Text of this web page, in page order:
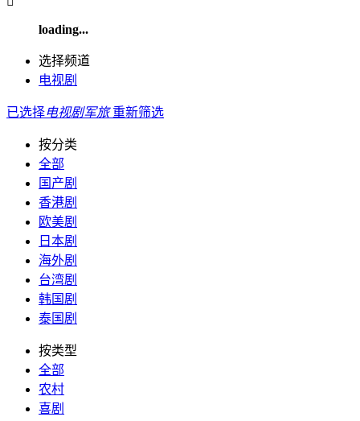
loading...
选择频道
电视剧
已选择电视剧军旅重新筛选
按分类
全部
国产剧
香港剧
欧美剧
日本剧
海外剧
台湾剧
韩国剧
泰国剧
按类型
全部
农村
喜剧